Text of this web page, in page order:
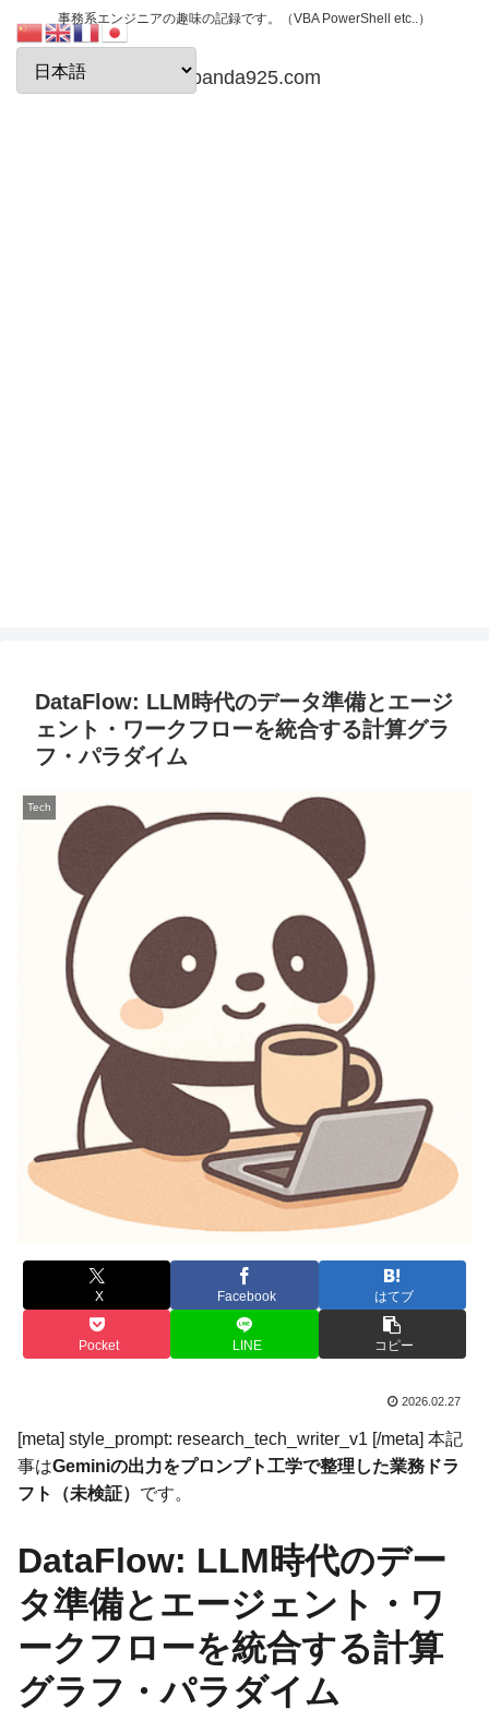
事務系エンジニアの趣味の記録です。（VBA PowerShell etc..）
papanda925.com
DataFlow: LLM時代のデータ準備とエージ
ェント・ワークフローを統合する計算グラ
フ・パラダイム
Tech
X Facebook はてブ
Pocket LINE コピー
2026.02.27
[meta] style_prompt: research_tech_writer_v1 [/meta] 本記
事はGeminiの出力をプロンプト工学で整理した業務ドラ
フト（未検証） です。
DataFlow: LLM時代のデー
タ準備とエージェント・ワ
ークフローを統合する計算
グラフ・パラダイム